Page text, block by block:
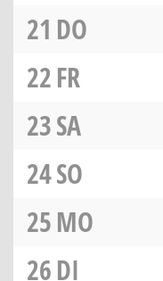
21 DO
22FR
23SA
24SO
25MO
26DI